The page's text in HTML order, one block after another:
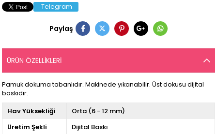
Telegram
Paylaş
ÜRÜN ÖZELLIKLERI
Pamuk dokuma tabanlıdır. Makinede yıkanabilir. Üst dokusu dijital
baskıdır.
Hav Yüksekliği
Orta (6 - 12 mm)
Üretim Şekli
Dijital Baskı